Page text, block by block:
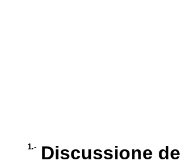
1.-
Discussione